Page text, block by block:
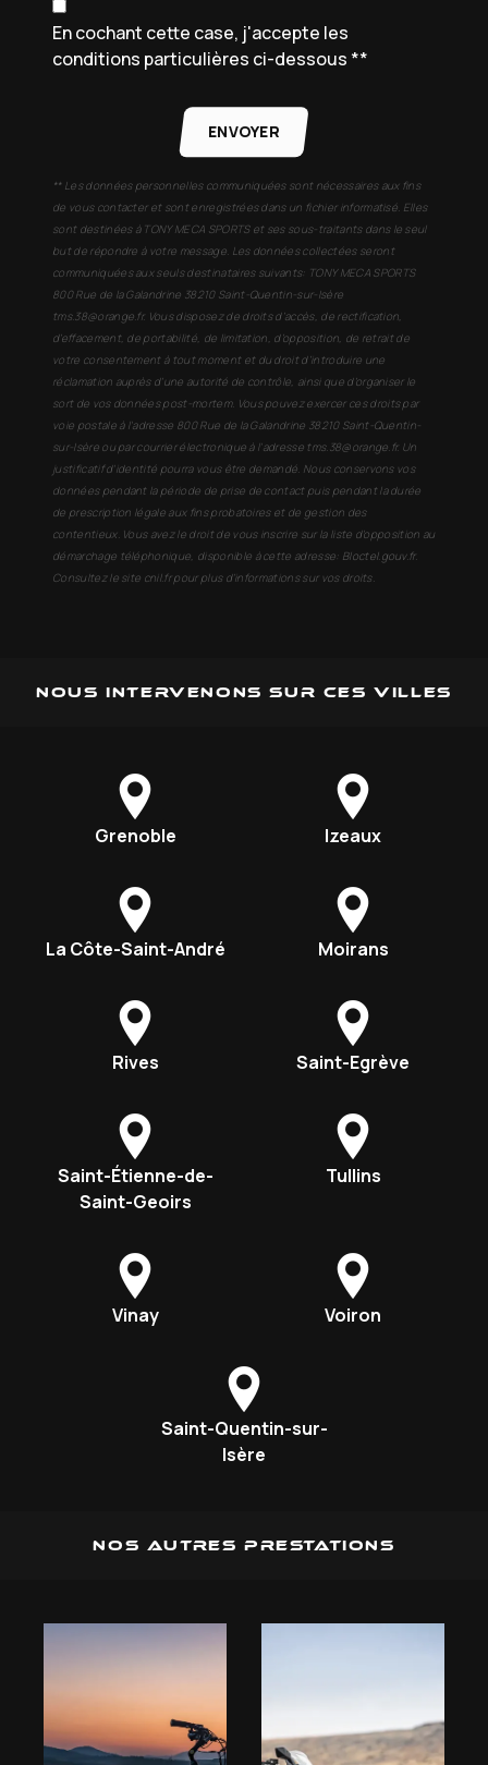
En cochant cette case, j'accepte les
conditions particulières ci-dessous **
ENVOYER
** Les données personnelles communiquées sont nécessaires aux fins
de vous contacter et sont enregistrées dans un fichier informatisé. Elles
sont destinées à TONY MECA SPORTS et ses sous-traitants dans le seul
but de répondre à votre message. Les données collectées seront
communiquées aux seuls destinataires suivants: TONY MECA SPORTS
800 Rue de la Galandrine 38210 Saint-Quentin-sur-Isère
tms.38@orange.fr. Vous disposez de droits d’accès, de rectification,
d’effacement, de portabilité, de limitation, d’opposition, de retrait de
votre consentement à tout moment et du droit d’introduire une
réclamation auprès d’une autorité de contrôle, ainsi que d’organiser le
sort de vos données post-mortem. Vous pouvez exercer ces droits par
voie postale à l'adresse 800 Rue de la Galandrine 38210 Saint-Quentin-
sur-Isère ou par courrier électronique à l'adresse tms.38@orange.fr. Un
justificatif d'identité pourra vous être demandé. Nous conservons vos
données pendant la période de prise de contact puis pendant la durée
de prescription légale aux fins probatoires et de gestion des
contentieux. Vous avez le droit de vous inscrire sur la liste d'opposition au
démarchage téléphonique, disponible à cette adresse: Bloctel.gouv.fr.
Consultez le site cnil.fr pour plus d’informations sur vos droits.
Nous intervenons sur ces villes
Grenoble Izeaux
La Côte-Saint-André Moirans
Rives Saint-Egrève
Saint-Étienne-de-
Saint-Geoirs
Tullins
Vinay Voiron
Saint-Quentin-sur-
Isère
Nos autres prestations